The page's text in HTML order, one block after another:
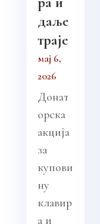
даље
траје
мај 6,
2026
Донат
орска
акција
за
купови
ну
клавир
а и